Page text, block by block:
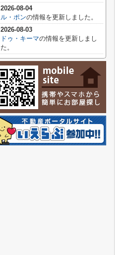
2026-08-04
ル・ポンの情報を更新しました。
2026-08-03
ドゥ・キーマの情報を更新しまし
た。